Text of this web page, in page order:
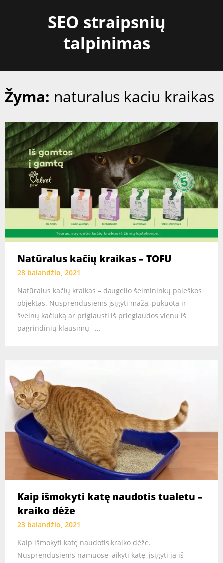
SEO straipsnių
talpinimas
Žyma: naturalus kaciu kraikas
Natūralus kačių kraikas – TOFU
28 balandžio, 2021
Natūralus kačių kraikas – daugelio šeimininkų paieškos
objektas. Nusprendusiems įsigyti mažą, pūkuotą ir
švelnų kačiuką ar priglausti iš prieglaudos vienu iš
pagrindinių klausimų –…
Kaip išmokyti katę naudotis tualetu –
kraiko dėže
23 balandžio, 2021
Kaip išmokyti katę naudotis kraiko dėže.
Nusprendusiems namuose laikyti katę, įsigyti ją iš